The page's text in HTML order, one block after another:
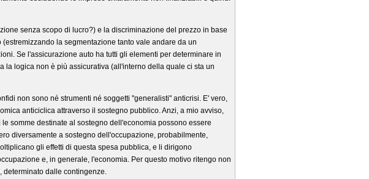
senza scopo di lucro?) e la discriminazione del prezzo in base
la segmentazione tanto vale andare da un
Se l'assicurazione auto ha tutti gli elementi per determinare in
logica non è più assicurativa (all'interno della quale ci sta un
non sono né strumenti né soggetti "generalisti" anticrisi. E' vero,
anticiclica attraverso il sostegno pubblico. Anzi, a mio avviso,
somme destinate al sostegno dell'economia possono essere
diversamente a sostegno dell'occupazione, probabilmente,
gli effetti di questa spesa pubblica, e li dirigono
e, in generale, l'economia. Per questo motivo ritengo non
determinato dalle contingenze.